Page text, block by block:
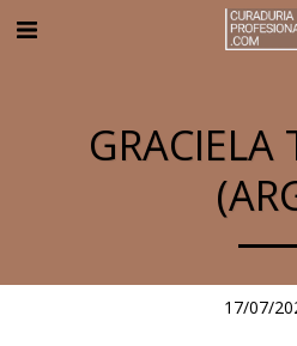
GRACIELA
17/07/